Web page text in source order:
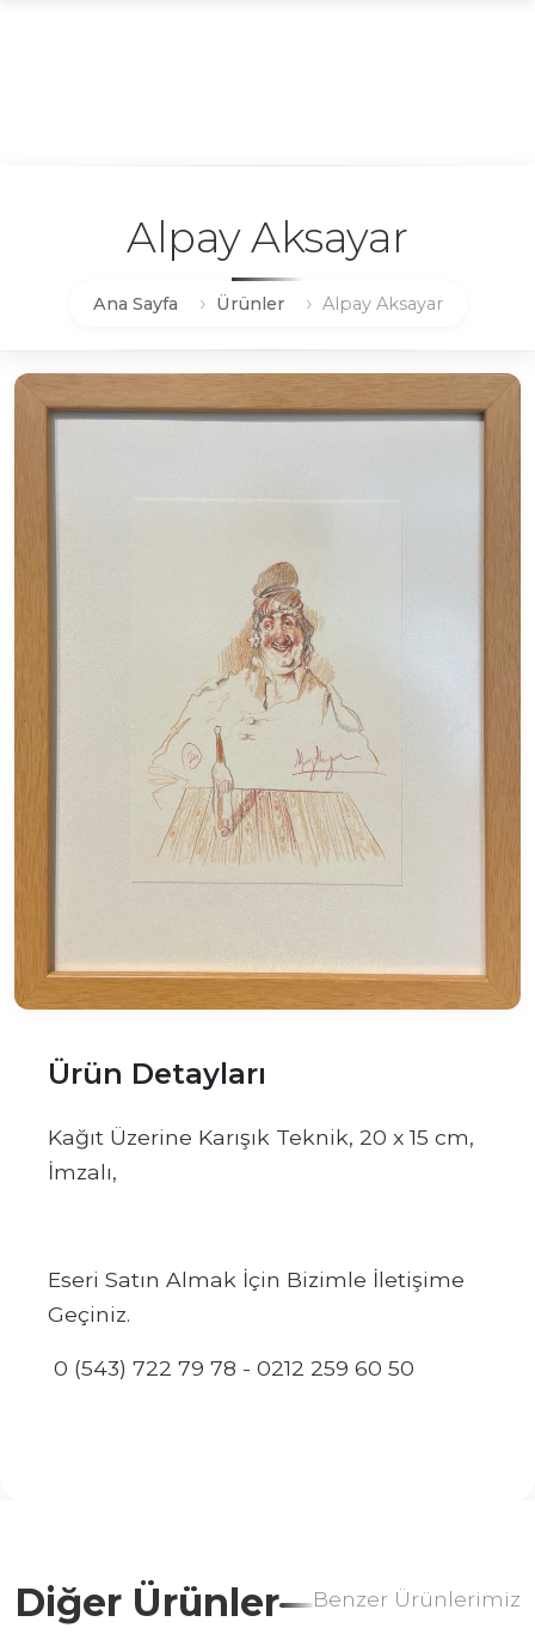
Alpay Aksayar
Ana Sayfa Ürünler Alpay Aksayar
Ürün Detayları
Kağıt Üzerine Karışık Teknik, 20 x 15 cm,
İmzalı,
Eseri Satın Almak İçin Bizimle İletişime
Geçiniz.
0 (543) 722 79 78 - 0212 259 60 50
Diğer Ürünler Benzer Ürünlerimiz